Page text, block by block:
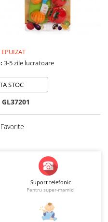
EPUIZAT
3-5 zile lucratoare
STOC
GL37201
Suport telefonic
Pentru super-mamici